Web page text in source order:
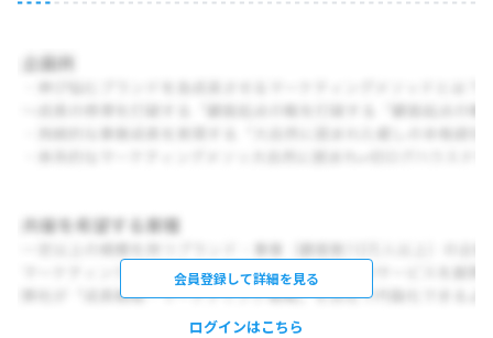
会員登録して詳細を見る
ログインはこちら